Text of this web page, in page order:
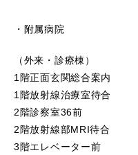
・附属病院
（外来・診療棟）
1階正面玄関総合案内
1階放射線治療室待合
2階診察室36前
2階放射線部MRI待合
3階エレベーター前